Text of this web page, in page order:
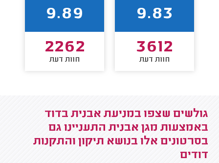
9.83
3612
חוות דעת
9.89
2262
חוות דעת
גולשים שצפו במניעת אבנית בדוד
באמצעות מגן אבנית התעניינו גם
בסרטונים אלו בנושא תיקון והתקנות
דודים